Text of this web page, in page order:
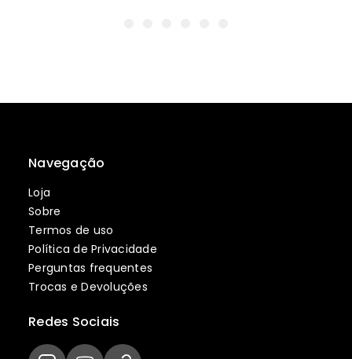
Navegação
Loja
Sobre
Termos de uso
Política de Privacidade
Perguntas frequentes
Trocas e Devoluções
Redes Sociais